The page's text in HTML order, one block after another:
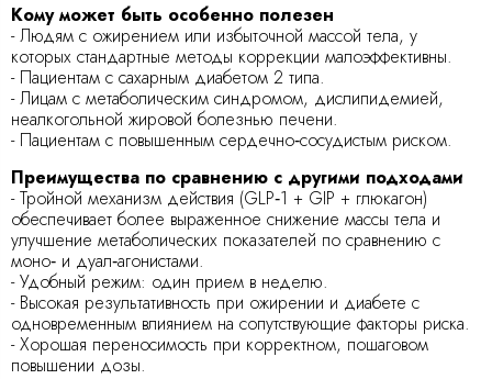
Кому может быть особенно полезен
- Людям с ожирением или избыточной массой тела, у
которых стандартные методы коррекции малоэффективны.
- Пациентам с сахарным диабетом 2 типа.
- Лицам с метаболическим синдромом, дислипидемией,
неалкогольной жировой болезнью печени.
- Пациентам с повышенным сердечно‑сосудистым риском.
Преимущества по сравнению с другими подходами
- Тройной механизм действия (GLP‑1 + GIP + глюкагон)
обеспечивает более выраженное снижение массы тела и
улучшение метаболических показателей по сравнению с
моно‑ и дуал‑агонистами.
- Удобный режим: один прием в неделю.
- Высокая результативность при ожирении и диабете с
одновременным влиянием на сопутствующие факторы риска.
- Хорошая переносимость при корректном, пошаговом
повышении дозы.